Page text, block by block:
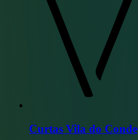
Curtas Vila do Conde